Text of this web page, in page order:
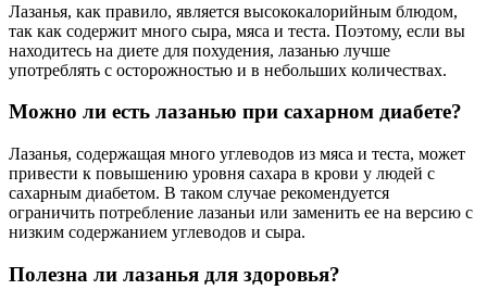
Лазанья, как правило, является высококалорийным блюдом,
так как содержит много сыра, мяса и теста. Поэтому, если вы
находитесь на диете для похудения, лазанью лучше
употреблять с осторожностью и в небольших количествах.
Можно ли есть лазанью при сахарном диабете?
Лазанья, содержащая много углеводов из мяса и теста, может
привести к повышению уровня сахара в крови у людей с
сахарным диабетом. В таком случае рекомендуется
ограничить потребление лазаньи или заменить ее на версию с
низким содержанием углеводов и сыра.
Полезна ли лазанья для здоровья?